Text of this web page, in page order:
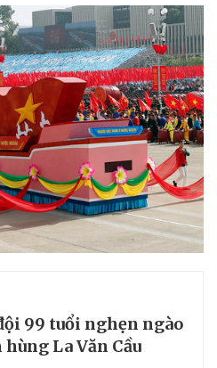
99 tuổi nghẹn ngào
La Văn Cầu